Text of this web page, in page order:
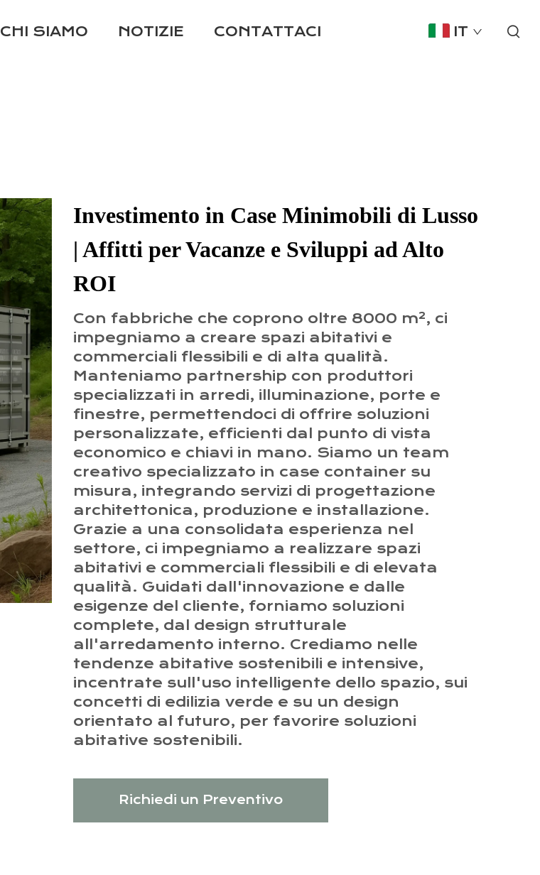
CHI SIAMO NOTIZIE CONTATTACI IT
Investimento in Case Minimobili di Lusso
| Affitti per Vacanze e Sviluppi ad Alto
ROI
Con fabbriche che coprono oltre 8000 m², ci
impegniamo a creare spazi abitativi e
commerciali flessibili e di alta qualità.
Manteniamo partnership con produttori
specializzati in arredi, illuminazione, porte e
finestre, permettendoci di offrire soluzioni
personalizzate, efficienti dal punto di vista
economico e chiavi in mano. Siamo un team
creativo specializzato in case container su
misura, integrando servizi di progettazione
architettonica, produzione e installazione.
Grazie a una consolidata esperienza nel
settore, ci impegniamo a realizzare spazi
abitativi e commerciali flessibili e di elevata
qualità. Guidati dall'innovazione e dalle
esigenze del cliente, forniamo soluzioni
complete, dal design strutturale
all'arredamento interno. Crediamo nelle
tendenze abitative sostenibili e intensive,
incentrate sull'uso intelligente dello spazio, sui
concetti di edilizia verde e su un design
orientato al futuro, per favorire soluzioni
abitative sostenibili.
Richiedi un Preventivo